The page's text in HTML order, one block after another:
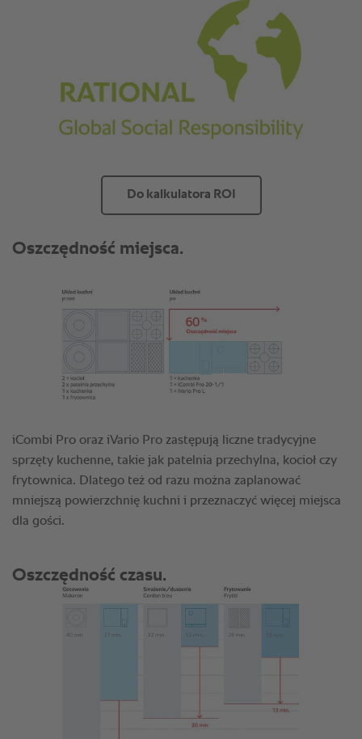
Do kalkulatora ROI